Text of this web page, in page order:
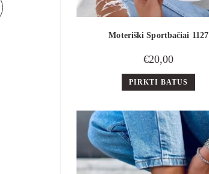
Moteriški Sportbačiai 1127
€20,00
PIRKTI BATUS